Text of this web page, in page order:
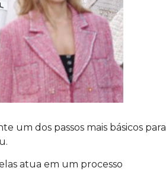
um dos passos mais básicos para
atua em um processo